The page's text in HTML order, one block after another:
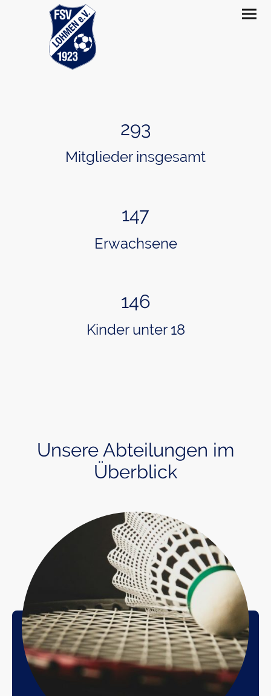
293
Mitglieder insgesamt
147
Erwachsene
146
Kinder unter 18
Unsere Abteilungen im
Überblick